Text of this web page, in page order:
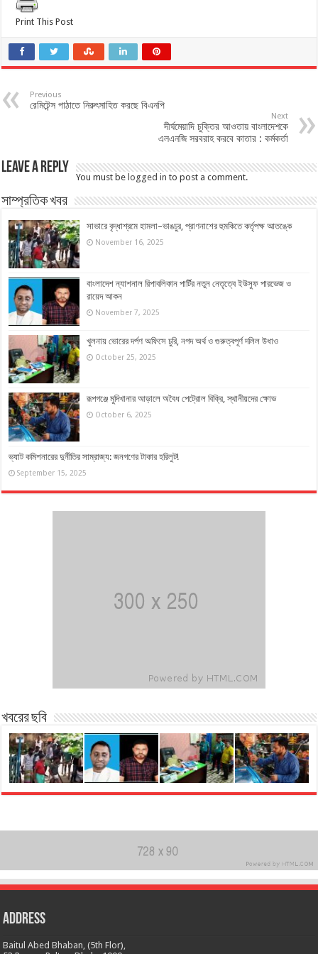
Print This Post
Previous
রেমিটেন্স পাঠাতে নিরুৎসাহিত করছে বিএনপি
Next
দীর্ঘমেয়াদি চুক্তির আওতায় বাংলাদেশকে
এলএনজি সরবরাহ করবে কাতার : কর্মকর্তা
Leave a Reply
You must be logged in to post a comment.
সাম্প্রতিক খবর
সাভারে বৃদ্ধাশ্রমে হামলা–ভাঙচুর, প্রাণনাশের হুমকিতে কর্তৃপক্ষ আতঙ্কে
November 16, 2025
বাংলাদেশ ন্যাশনাল রিপাবলিকান পার্টির নতুন নেতৃত্বে ইউসুফ পারভেজ ও
রায়েদ আকন
November 7, 2025
খুলনায় ভোরের দর্পণ অফিসে চুরি, নগদ অর্থ ও গুরুত্বপূর্ণ দলিল উধাও
October 25, 2025
রূপগঞ্জে মুদিখানার আড়ালে অবৈধ পেট্রোল বিক্রি, স্থানীয়দের ক্ষোভ
October 6, 2025
ভ্যাট কমিশনারের দুর্নীতির সাম্রাজ্য: জনগণের টাকার হরিলুট!
September 15, 2025
খবরের ছবি
Address
Baitul Abed Bhaban, (5th Flor),